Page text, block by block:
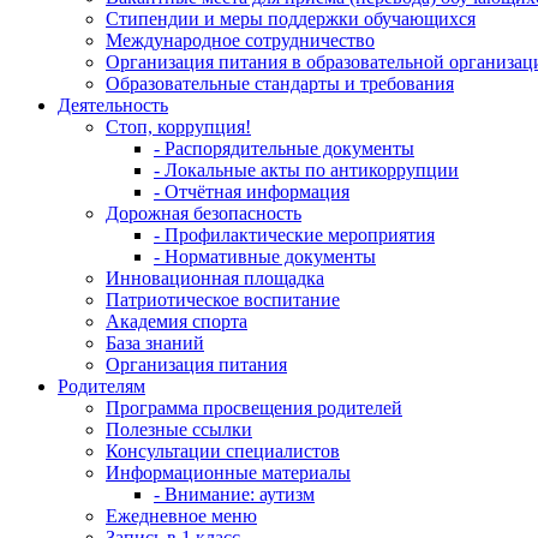
Стипендии и меры поддержки обучающихся
Международное сотрудничество
Организация питания в образовательной
Образовательные стандарты и требования
Деятельность
Стоп, коррупция!
- Распорядительные документы
- Локальные акты по антикоррупции
- Отчётная информация
Дорожная безопасность
- Профилактические мероприятия
- Нормативные документы
Инновационная площадка
Патриотическое воспитание
Академия спорта
База знаний
Организация питания
Родителям
Программа просвещения родителей
Полезные ссылки
Консультации специалистов
Информационные материалы
- Внимание: аутизм
Ежедневное меню